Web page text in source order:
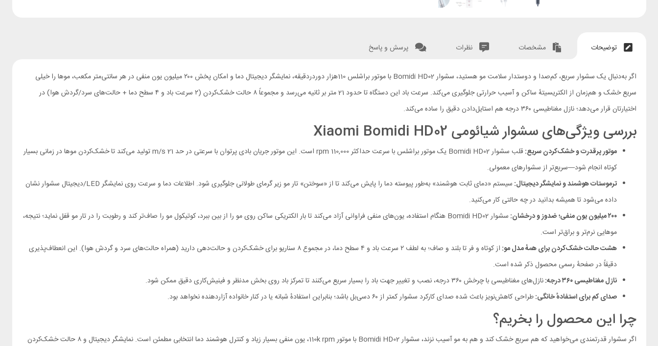
توضیحات مشخصات نظرات پرسش و پاسخ
اگر به‌دنبال یک سشوار سریع، کم‌صدا و دوستدار سلامت مو هستید، سشوار Bomidi HD02 با موتور براشلس 110هزار دور‌در‌دقیقه، نمایشگر دیجیتال دما و امکان پخش ۲۰۰ میلیون یون منفی در هر سانتی‌متر مکعب، موها را خیلی
سریع خشک و هم‌زمان از الکتریسیتهٔ ساکن و آسیب حرارتی جلوگیری می‌کند. سرعت باد این دستگاه تا حدود 21 متر بر ثانیه می‌رسد و مجموعاً ۸ حالت خشک‌کردن (۲ سرعت باد و ۴ سطح دما + حالت‌های سرد/گردش هوا) در
اختیارتان قرار می‌دهد؛ نازل مغناطیسی ۳۶۰ درجه هم استایل‌دادن دقیق را ساده می‌کند.
بررسی ویژگی‌های سشوار شیائومی Xiaomi Bomidi HD02
موتور پرقدرت و خشک‌کردن سریع:
قلب سشوار Bomidi HD02 یک موتور براشلس با سرعت حداکثر 110,000 rpm است. این موتور جریان بادی پرتوان با سرعتی در حد 21 m/s تولید می‌کند تا خشک‌کردن موها در زمانی بسیار
کوتاه انجام شود—سریع‌تر از سشوارهای معمولی.
ترموستات هوشمند و نمایشگر دیجیتال:
سیستم «دمای ثابت هوشمند» به‌طور پیوسته دما را پایش می‌کند تا از «سوختن» تار مو زیر گرمای طولانی جلوگیری شود. اطلاعات دما و سرعت روی نمایشگر LED/دیجیتال سشوار نشان
داده می‌شود تا همیشه بدانید در چه حالتی کار می‌کنید.
۲۰۰ میلیون یون منفی؛ ضدوز و درخشان:
سشوار Bomidi HD02 هنگام استفاده، یون‌های منفی فراوانی آزاد می‌کند تا بار الکتریکی ساکن روی مو را از بین ببرد، کوتیکول مو را صاف‌تر کند و رطوبت را در تار مو قفل نماید؛ نتیجه،
موهایی نرم‌تر و براق‌تر است.
هشت حالت خشک‌کردن برای همهٔ مدل مو:
از کوتاه و فر تا بلند و صاف؛ به لطف ۲ سرعت باد و ۴ سطح دما، در مجموع ۸ سناریو برای خشک‌کردن و حالت‌دهی دارید (همراه حالت‌های سرد و گردش هوا). این انعطاف‌پذیری
دقیقاً در صفحهٔ رسمی محصول ذکر شده است.
نازل مغناطیسی ۳۶۰ درجه:
نازل‌های مغناطیسی با چرخش ۳۶۰ درجه، نصب و تغییر جهت باد را بسیار سریع می‌کنند تا تمرکز باد روی بخش مدنظر و فینیش‌کاری دقیق ممکن شود.
صدای کم برای استفادهٔ خانگی:طراحی کاهش‌نویز باعث شده صدای کارکرد سشوار کمتر از ۶۰ دسی‌بل باشد؛ بنابراین استفادهٔ شبانه یا در کنار خانواده آزاردهنده نخواهد بود.
چرا این محصول را بخریم؟
اگر سشوار قدرتمندی می‌خواهید که هم سریع خشک کند و هم به مو آسیب نزند، سشوار Bomidi HD02 با موتور 110k rpm، یون منفی بسیار زیاد و کنترل هوشمند دما انتخابی مطمئن است. نمایشگر دیجیتال و ۸ حالت خشک‌کردن